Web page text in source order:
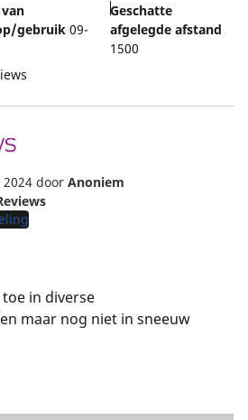
gebruik09-
Geschatte
afgelegde afstand
1500
door Anoniem
in diverse
maar nog niet in sneeuw